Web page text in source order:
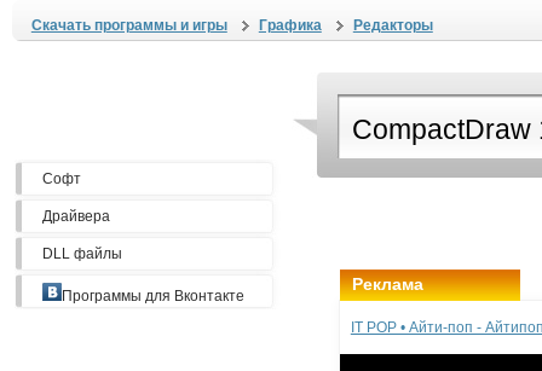
Скачать программы и игры Графика Редакторы
Софт
Драйвера
DLL файлы
Программы для Вконтакте
Реклама
IT POP • Айти-поп -